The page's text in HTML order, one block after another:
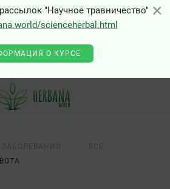
×
"Научное травничество"
scienceherbal.html
О КУРСЕ
ЗАБОЛЕВАНИЯ
ВСЕ
×